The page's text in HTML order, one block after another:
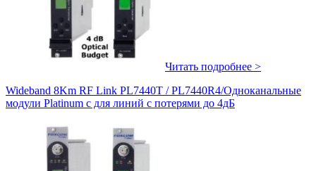
Читать подробнее >
Wideband 8Km RF Link PL7440T / PL7440R4/Одноканальные
модули Platinum с для линий с потерями до 4дБ